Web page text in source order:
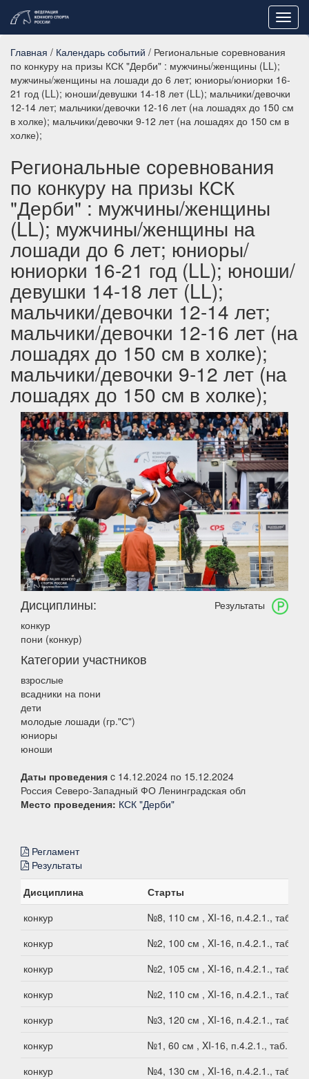
Главная / Календарь событий / Региональные соревнования
по конкуру на призы КСК "Дерби" : мужчины/женщины (LL);
мужчины/женщины на лошади до 6 лет; юниоры/юниорки 16-
21 год (LL); юноши/девушки 14-18 лет (LL); мальчики/девочки
12-14 лет; мальчики/девочки 12-16 лет (на лошадях до 150 см
в холке); мальчики/девочки 9-12 лет (на лошадях до 150 см в
холке);
Региональные соревнования
по конкуру на призы КСК
"Дерби" : мужчины/женщины
(LL); мужчины/женщины на
лошади до 6 лет; юниоры/
юниорки 16-21 год (LL); юноши/
девушки 14-18 лет (LL);
мальчики/девочки 12-14 лет;
мальчики/девочки 12-16 лет (на
лошадях до 150 см в холке);
мальчики/девочки 9-12 лет (на
лошадях до 150 см в холке);
Результаты
Дисциплины:
конкур
пони (конкур)
Категории участников
взрослые
всадники на пони
дети
молодые лошади (гр."С")
юниоры
юноши
Даты проведения c 14.12.2024 по 15.12.2024
Россия Северо-Западный ФО Ленинградская обл
Место проведения: КСК "Дерби"
Регламент
Результаты
Дисциплина
Старты
конкур
№8, 110 см , XI-16, п.4.2.1., таб.В1
конкур
№2, 100 см , XI-16, п.4.2.1., таб.В1
конкур
№2, 105 см , XI-16, п.4.2.1., таб.В1
конкур
№2, 110 см , XI-16, п.4.2.1., таб.В1
конкур
№3, 120 см , XI-16, п.4.2.1., таб.В1
конкур
№1, 60 см , XI-16, п.4.2.1., таб.В1
конкур
№4, 130 см , XI-16, п.4.2.1., таб.В1